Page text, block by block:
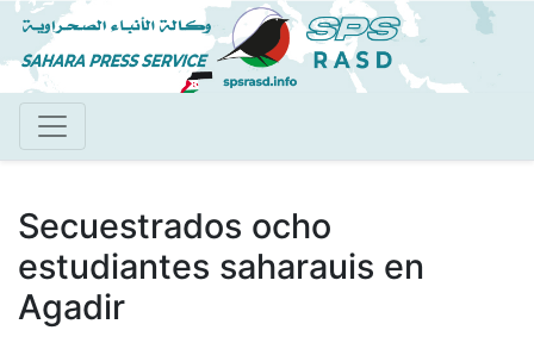
Pasar
al
contenido
Secuestrados ocho
estudiantes saharauis en
Agadir